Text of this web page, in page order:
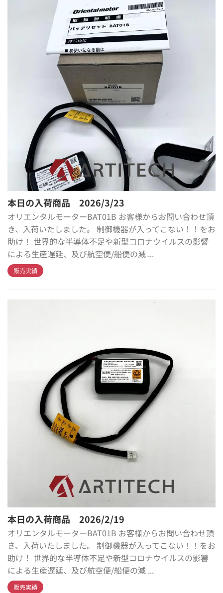
本日の入荷商品 2026/3/23
オリエンタルモーターBAT01B お客様からお問い合わせ頂
き、入荷いたしました。 制御機器が入ってこない！！をお
助け！ 世界的な半導体不足や新型コロナウイルスの影響
による生産遅延、及び航空便/船便の減 ...
販売実績
本日の入荷商品 2026/2/19
オリエンタルモーターBAT01B お客様からお問い合わせ頂
き、入荷いたしました。 制御機器が入ってこない！！をお
助け！ 世界的な半導体不足や新型コロナウイルスの影響
による生産遅延、及び航空便/船便の減 ...
販売実績